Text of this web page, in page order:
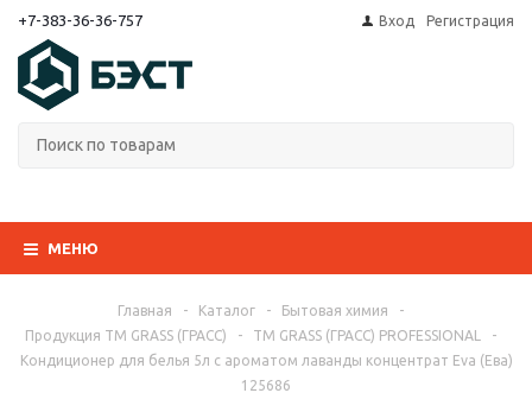
+7-383-36-36-757 Вход Регистрация
МЕНЮ
Главная - Каталог - Бытовая химия
-
Продукция ТМ GRASS (ГРАСС)
- ТМ GRASS (ГРАСС) PROFESSIONAL
-
Кондиционер для белья 5л с ароматом лаванды концентрат Eva (Ева)
125686